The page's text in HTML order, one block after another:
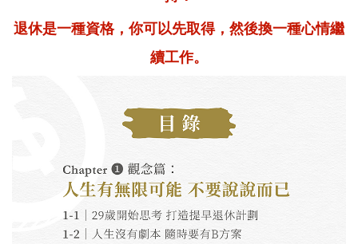
退休是一種資格，你可以先取得，然後換一種心情繼
續工作。